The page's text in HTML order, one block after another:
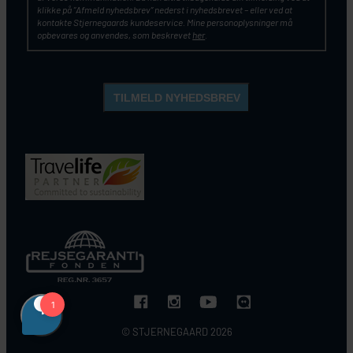
© STJERNEGAARD 2026
klikke på ”Afmeld nyhedsbrev” nederst i nyhedsbrevet – eller ved at
kontakte Stjernegaards kundeservice. Mine personoplysninger må
opbevares og anvendes, som beskrevet her